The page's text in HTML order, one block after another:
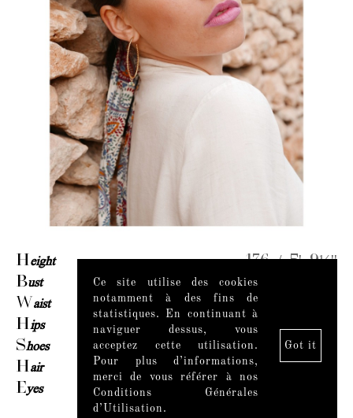
Height
176 / 5' 9½''
Bust
W aist
Hips
100 / 39½''
Shoes
Hair
Dark brown
Eyes
Ce site utilise des cookies
notamment à des fins de
statistiques. En continuant à
naviguer dessus, vous
acceptez cette utilisation.
Pour plus d’informations,
merci de vous référer à nos
Conditions Générales
d’Utilisation.
Got it